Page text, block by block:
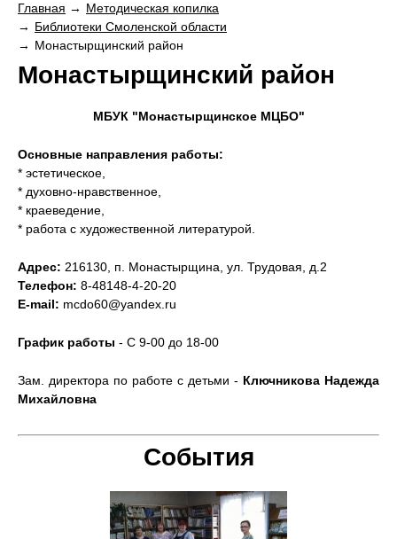
Главная
Методическая копилка
Библиотеки Смоленской области
Монастырщинский район
Монастырщинский район
МБУК "Монастырщинское МЦБО"
Основные направления работы:
* эстетическое,
* духовно-нравственное,
* краеведение,
* работа с художественной литературой.
Адрес: 216130, п. Монастырщина, ул. Трудовая, д.2
Телефон: 8-48148-4-20-20
E-mail: mcdo60@yandex.ru
График работы - С 9-00 до 18-00
Зам. директора по работе с детьми - Ключникова Надежда
Михайловна
События